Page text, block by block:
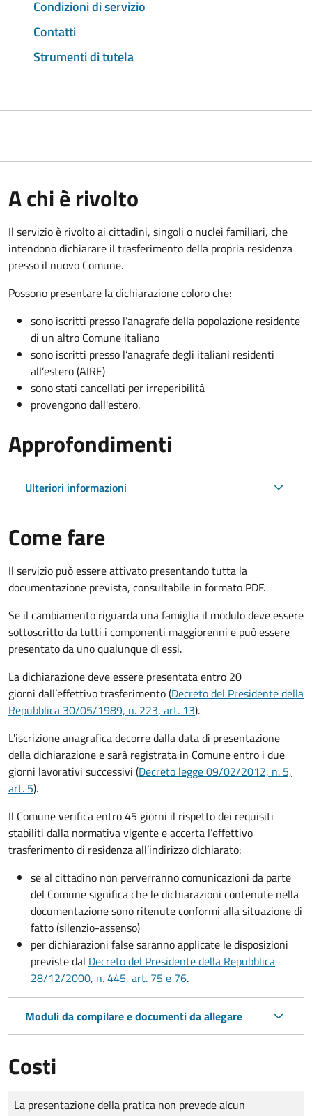
Condizioni di servizio
Contatti
Strumenti di tutela
A chi è rivolto
Il servizio è rivolto ai cittadini, singoli o nuclei familiari, che
intendono dichiarare il trasferimento della propria residenza
presso il nuovo Comune.
Possono presentare la dichiarazione coloroche:
sono iscritti presso l’anagrafe della popolazione residente
di un altro Comune italiano
sono iscritti presso l’anagrafe degli italiani residenti
all’estero (AIRE)
sono stati cancellati per irreperibilità
provengono dall'estero.
Approfondimenti
Ulteriori informazioni
Come fare
Il servizio può essere attivato presentando tutta la
documentazione prevista, consultabile in formato PDF.
Se il cambiamento riguarda una famiglia il modulo deve essere
sottoscritto da tutti i componenti maggiorenni e può essere
presentato da uno qualunque di essi.
La dichiarazione deve essere presentata entro 20
giorni dall’effettivo trasferimento (Decreto del Presidente della
Repubblica 30/05/1989, n. 223, art. 13).
L'iscrizione anagrafica decorre dalla data di presentazione
della dichiarazione e sarà registrata in Comune entro i due
giorni lavorativi successivi (Decreto legge 09/02/2012, n. 5,
art. 5).
Il Comune verifica entro45 giorni il rispetto dei requisiti
stabiliti dalla normativa vigente e accerta l’effettivo
trasferimento di residenza all’indirizzo dichiarato:
se al cittadino non perverranno comunicazioni da parte
del Comune significa che le dichiarazioni contenute nella
documentazione sono ritenute conformi alla situazione di
fatto (silenzio-assenso)
per dichiarazioni false saranno applicate le disposizioni
previste dal Decreto del Presidente della Repubblica
28/12/2000, n. 445, art. 75 e 76.
Moduli da compilare e documenti da allegare
Costi
Tipo di pagamento
Importo
La presentazione della pratica non prevede alcun